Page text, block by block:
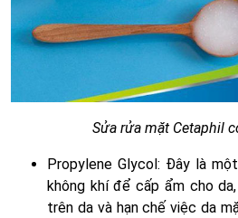
Sửa rửa mặt Cetaphil
Propylene Glycol: Đây là
không khí để cấp ẩm cho
trên da và hạn chế việc da